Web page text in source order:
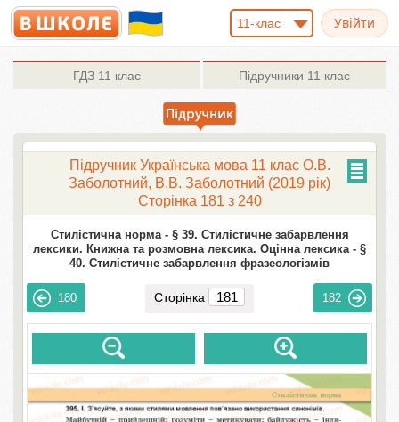
11-клас
ГДЗ11 клас Підручники 11 клас
Підручник Українська мова 11 клас О.В.
Заболотний, В.В. Заболотний (2019 рік)
Сторінка 181 з 240
Стилістична норма - § 39. Стилістичне забарвлення
лексики. Книжна та розмовна лексика. Оцінна лексика - §
40. Стилістичне забарвлення фразеологізмів
180 Сторінка 182